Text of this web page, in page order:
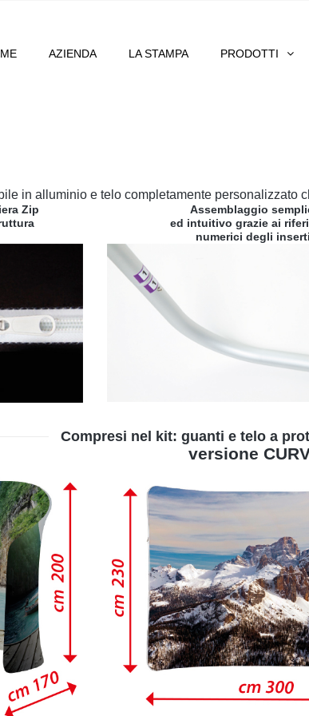
AZIENDA LA STAMPA PRODOTTI
in alluminio e telo completamente personalizzato
Zip
Assemblaggio
ed intuitivo grazie ai
numerici degli
Compresi nel kit: guanti e telo a
versione